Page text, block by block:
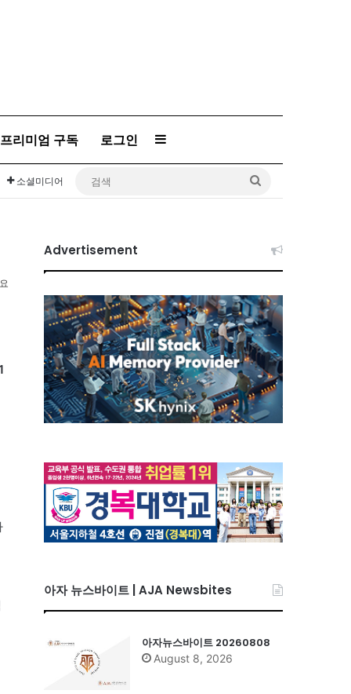
프리미엄 구독 로그인 Sidebar
소셜미디어
Advertisement
아자 뉴스바이트 | AJA Newsbites
아자뉴스바이트 20260808
August 8, 2026